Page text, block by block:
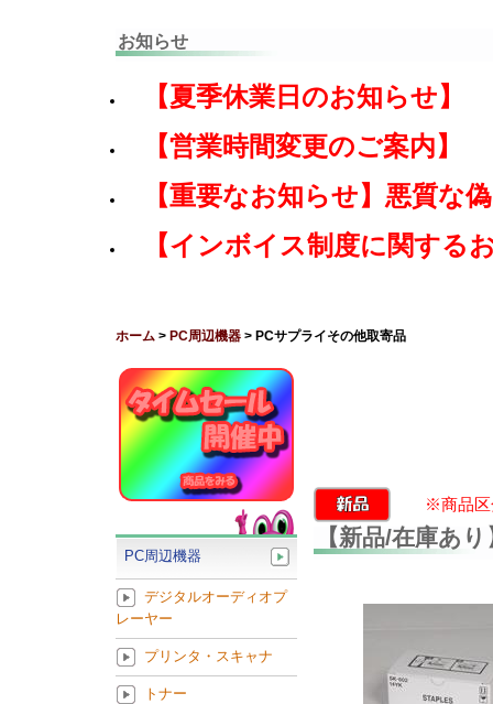
お知らせ
【夏季休業日のお知らせ】
【営業時間変更のご案内】
【重要なお知らせ】悪質な
【インボイス制度に関する
ホーム > PC周辺機器 > PCサプライその他取寄品
※商品区
【新品/在庫あ
PC周辺機器
デジタルオーディオプ
レーヤー
プリンタ・スキャナ
トナー